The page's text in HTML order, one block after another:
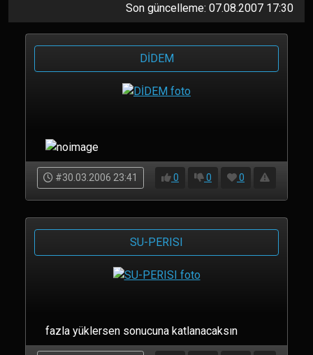
Son güncelleme: 07.08.2007 17:30
DİDEM
#30.03.2006 23:41 0 0 0
SU-PERISI
fazla yüklersen sonucuna katlanacaksın